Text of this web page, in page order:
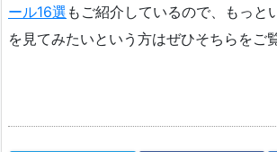
ール16選 もご紹介しているので、もっと
を見てみたいという方はぜひそちらをご